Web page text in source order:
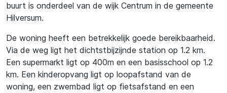
buurt is onderdeel van de wijk Centrum in de gemeente
Hilversum.
De woning heeft een betrekkelijk goede bereikbaarheid.
Via de weg ligt het dichtstbijzijnde station op 1.2 km.
Een supermarkt ligt op 400m en een basisschool op 1.2
km. Een kinderopvang ligt op loopafstand van de
woning, een zwembad ligt op fietsafstand en een